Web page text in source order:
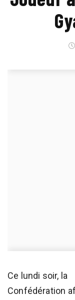
Ce lundi soir, la
Confédération